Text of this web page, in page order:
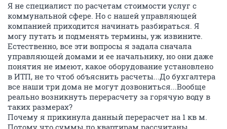
Я не специалист по расчетам стоимости услуг с
коммунальной сфере. Но с нашей управляющей
компанией приходится начинать разбираться. Я
могу путать и подменять термины, уж извините.
Естественно, все эти вопросы я задала сначала
управляющей домами и ее начальнику, но они даже
понятия не имеют, какое оборудование установлено
в ИТП, не то чтоб объяснить расчеты...До бухгалтера
все наши три дома не могут дозвониться...Вообще
реально возникнуть перерасчету за горячую воду в
таких размерах?
Почему я прикинула данный перерасчет на 1 кв м.
Потому что суммы по квартирам рассчитаны